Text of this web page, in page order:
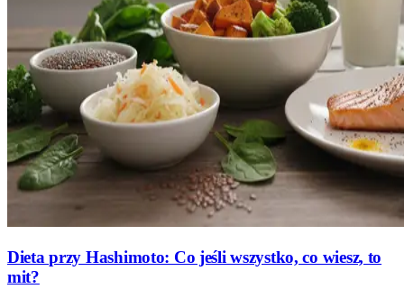
Dieta przy Hashimoto: Co jeśli wszystko, co wiesz, to
mit?